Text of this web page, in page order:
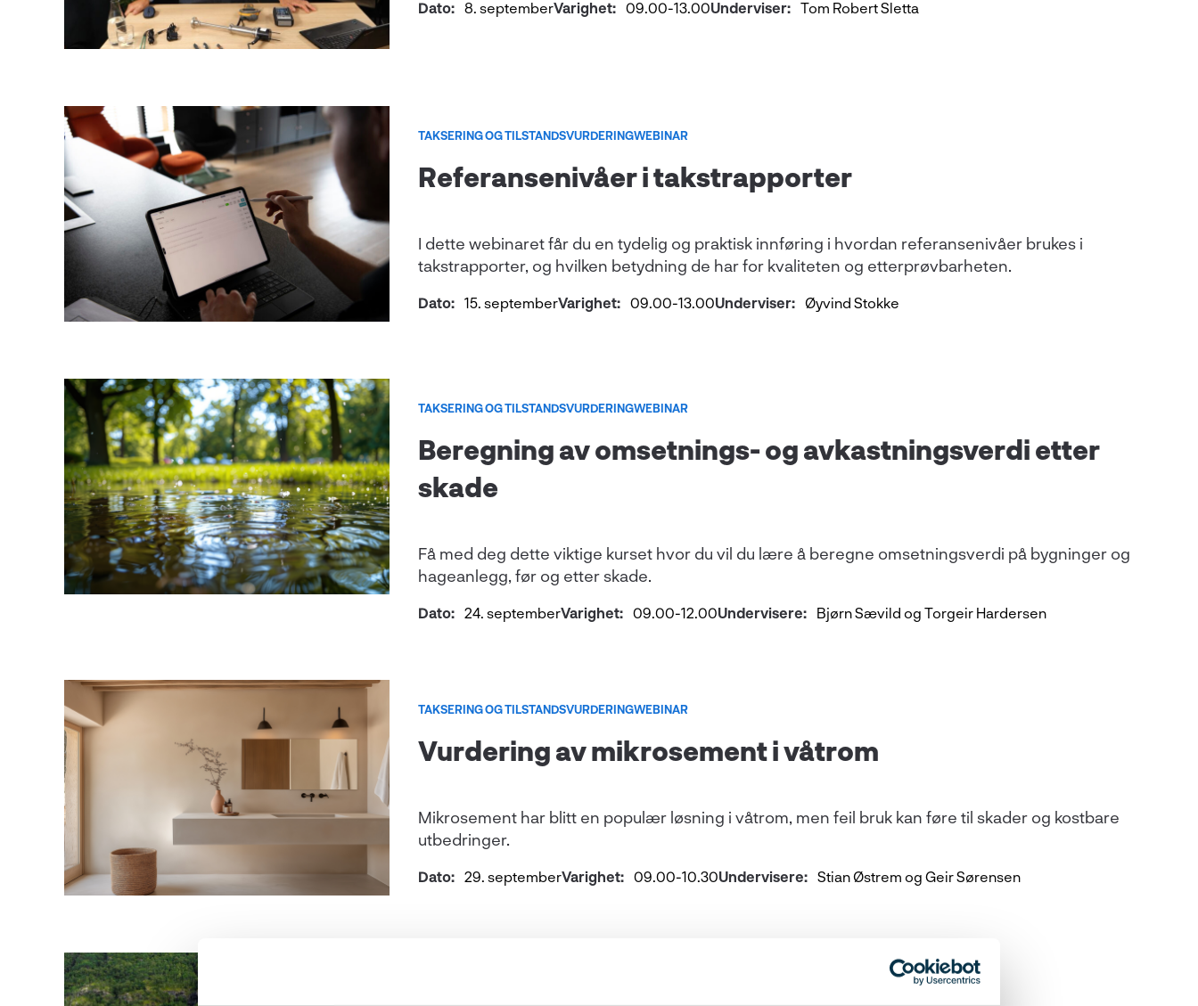
Dato: 8. septemberVarighet: 09.00-13.00Underviser: Tom Robert Sletta
TAKSERING OG TILSTANDSVURDERINGWEBINAR
Referansenivåer i takstrapporter
I dette webinaret får du en tydelig og praktisk innføring i hvordan referansenivåer brukes i
takstrapporter, og hvilken betydning de har for kvaliteten og etterprøvbarheten.
Dato: 15. septemberVarighet: 09.00-13.00Underviser: Øyvind Stokke
TAKSERING OG TILSTANDSVURDERINGWEBINAR
Beregning av omsetnings- og avkastningsverdi etter
skade
Få med deg dette viktige kurset hvor du vil du lære å beregne omsetningsverdi på bygninger og
hageanlegg, før og etter skade.
Dato: 24. septemberVarighet: 09.00-12.00Undervisere: Bjørn Sævild og Torgeir Hardersen
TAKSERING OG TILSTANDSVURDERINGWEBINAR
Vurdering av mikrosement i våtrom
Mikrosement har blitt en populær løsning i våtrom, men feil bruk kan føre til skader og kostbare
utbedringer.
Dato: 29. septemberVarighet: 09.00-10.30Undervisere: Stian Østrem og Geir Sørensen